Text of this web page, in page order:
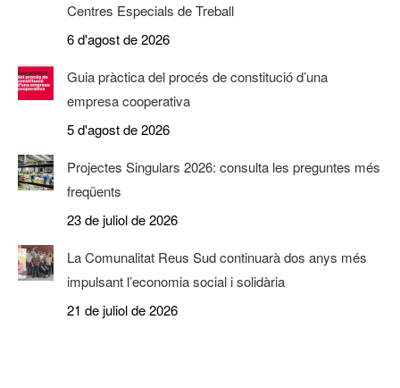
Centres Especials de Treball
6 d'agost de 2026
Guia pràctica del procés de constitució d’una
empresa cooperativa
5 d'agost de 2026
Projectes Singulars 2026: consulta les preguntes més
freqüents
23 de juliol de 2026
La Comunalitat Reus Sud continuarà dos anys més
impulsant l’economia social i solidària
21 de juliol de 2026